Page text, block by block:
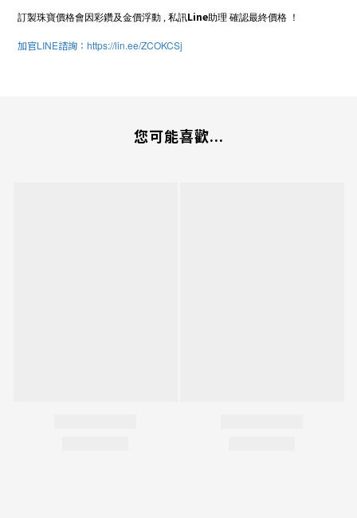
訂製珠寶價格會因彩鑽及金價浮動 , 私訊Line助理 確認最終價格 ！
加官LINE諮詢： https://lin.ee/ZCOKCSj
您可能喜歡...